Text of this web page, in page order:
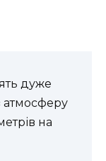
дуже
атмосферу
на